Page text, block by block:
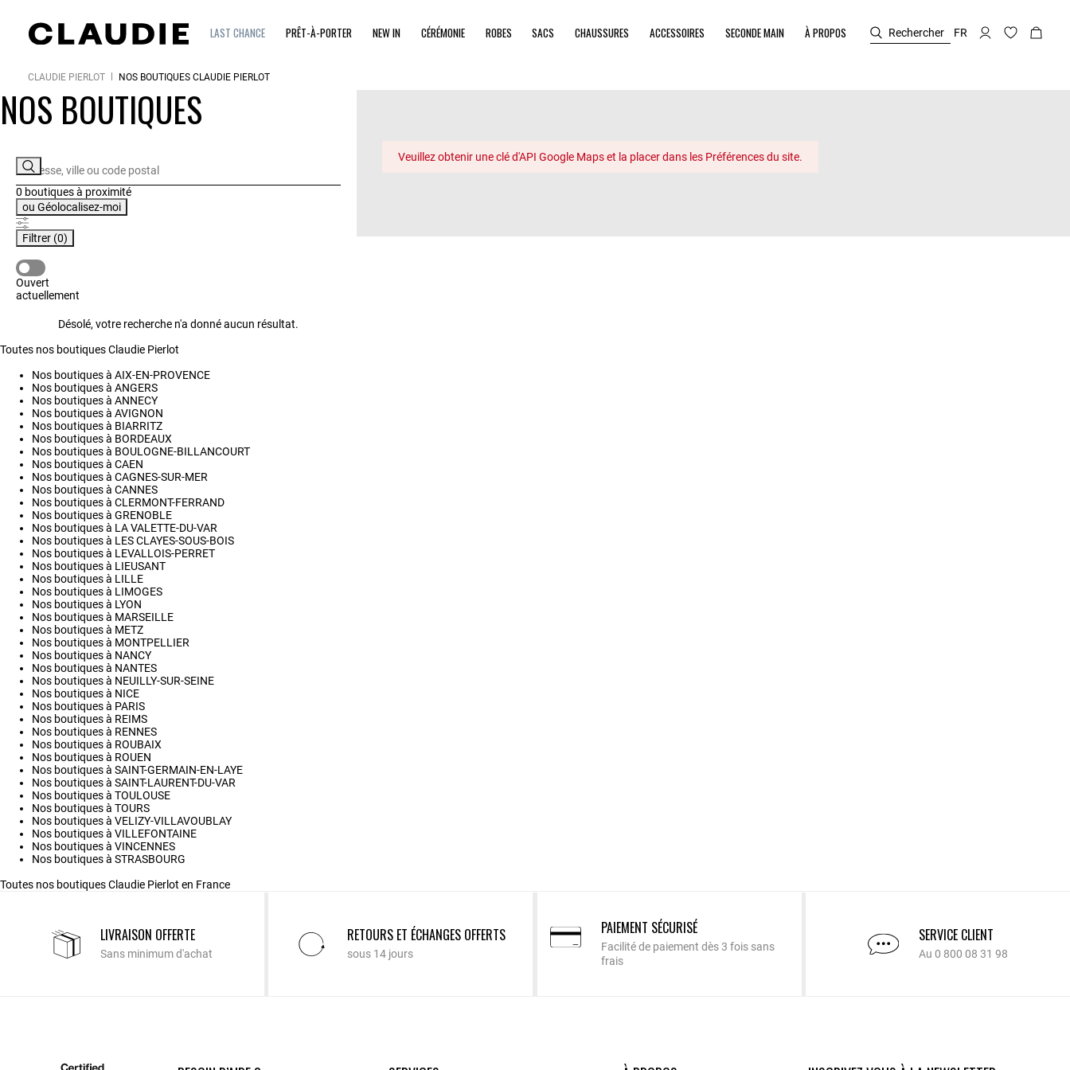
LAST CHANCE PRÊT-À-PORTER NEW IN CÉRÉMONIE ROBES SACS CHAUSSURES ACCESSOIRES SECONDE MAIN À PROPOS Rechercher FR
CLAUDIE PIERLOT NOS BOUTIQUES CLAUDIE PIERLOT
NOS BOUTIQUES
0 boutiquesà proximité
ou Géolocalisez-moi
Filtrer (0)
Ouvert
actuellement
Désolé, votre recherche n'a donné aucun résultat.
Veuillez obtenir une clé d'API Google Maps et la placer dans les Préférences du site.
Toutes nos boutiques Claudie Pierlot
Nos boutiques à AIX-EN-PROVENCE
Nos boutiques à ANGERS
Nos boutiques à ANNECY
Nos boutiques à AVIGNON
Nos boutiques à BIARRITZ
Nos boutiques à BORDEAUX
Nos boutiques à BOULOGNE-BILLANCOURT
Nos boutiques à CAEN
Nos boutiques à CAGNES-SUR-MER
Nos boutiques à CANNES
Nos boutiques à CLERMONT-FERRAND
Nos boutiques à GRENOBLE
Nos boutiques à LA VALETTE-DU-VAR
Nos boutiques à LES CLAYES-SOUS-BOIS
Nos boutiques à LEVALLOIS-PERRET
Nos boutiques à LIEUSANT
Nos boutiques à LILLE
Nos boutiques à LIMOGES
Nos boutiques à LYON
Nos boutiques à MARSEILLE
Nos boutiques à METZ
Nos boutiques à MONTPELLIER
Nos boutiques à NANCY
Nos boutiques à NANTES
Nos boutiques à NEUILLY-SUR-SEINE
Nos boutiques à NICE
Nos boutiques à PARIS
Nos boutiques à REIMS
Nos boutiques à RENNES
Nos boutiques à ROUBAIX
Nos boutiques à ROUEN
Nos boutiques à SAINT-GERMAIN-EN-LAYE
Nos boutiques à SAINT-LAURENT-DU-VAR
Nos boutiques à TOULOUSE
Nos boutiques à TOURS
Nos boutiques à VELIZY-VILLAVOUBLAY
Nos boutiques à VILLEFONTAINE
Nos boutiques à VINCENNES
Nos boutiques à STRASBOURG
Toutes nos boutiques Claudie Pierlot en France
LIVRAISON OFFERTE
Sans minimum d'achat
RETOURS ET ÉCHANGES OFFERTS
sous 14 jours
PAIEMENT SÉCURISÉ
Facilité de paiement dès 3 fois sans
frais
SERVICE CLIENT
Au 0 800 08 31 98